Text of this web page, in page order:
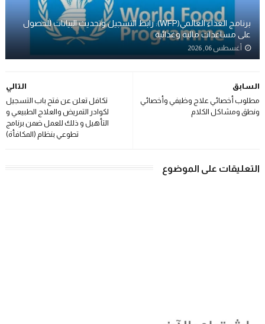
برنامج الغذاء العالمي(WFP): رابط التسجيل وتحديث البيانات للحصول
على مساعدات مالية وغذائية
أغسطس 06, 2026
التالي
تكافل تعلن عن فتح باب التسجيل
لكوادر التمريض والعلاج الطبيعي و
التأهيل و ذلك للعمل ضمن برنامج
تطوعي بنظام (المكافأة)
السابق
مطلوب أخصائي علاج وظيفي وأخصائي
ونطق ومشاكل الكلام
التعليقات على الموضوع